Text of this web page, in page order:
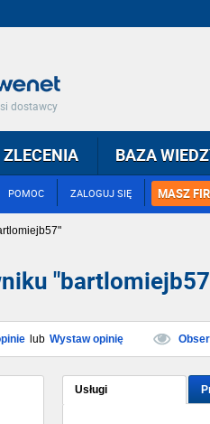
dostawcy
POMOC ZALOGUJ SIĘ MASZ
ZLECENIA BAZA
lub Wystaw opinię
Usługi